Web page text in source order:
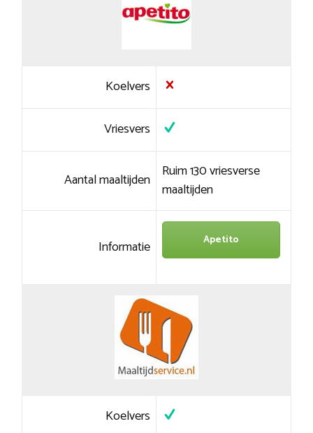
Koelvers
Vriesvers
Aantal maaltijden Ruim 130 vriesverse
maaltijden
Informatie Apetito
Koelvers